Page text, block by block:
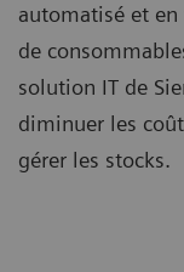
automatisé et
de
solution IT de
diminuer les
gérer les stocks.